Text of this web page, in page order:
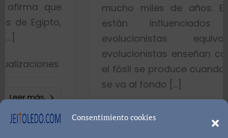
Consentimiento cookies
mucho miles de años. Esto es
están influenciados por
evolucionistas equivocadas.
evolucionistas enseñan con gráficos
el fósil se produce cuando el pez muere
se va al fondo […]